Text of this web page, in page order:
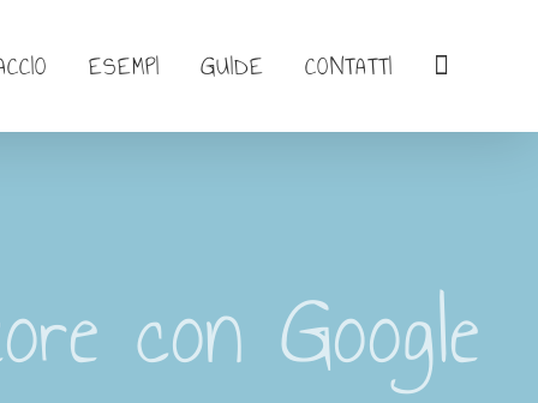
ESEMPI GUIDE CONTATTI
con Google